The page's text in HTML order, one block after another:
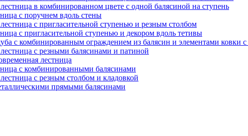
в комбинированном цвете с одной балясиной на ступень
с поручнем вдоль стены
с пригласительной ступенью и резным столбом
с пригласительной ступенью и декором вдоль тетивы
с комбинированным ограждением из балясин и элементами ковки
с резными балясинами и патиной
лестница
с комбинированными балясинами
с резным столбом и кладовкой
прямыми балясинами